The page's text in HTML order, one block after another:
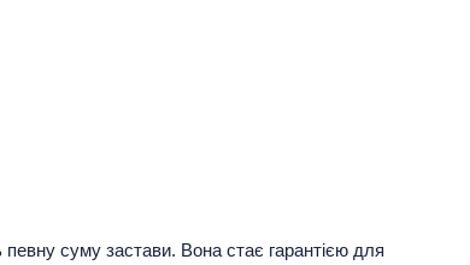
суму застави. Вона стає гарантією для